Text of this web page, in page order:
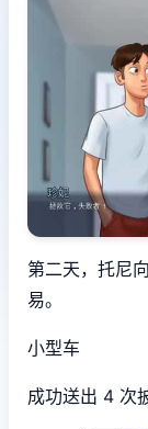
第二天，托尼
易。
小型车
成功送出 4 次